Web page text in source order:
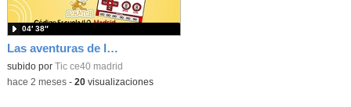
Las aventuras de la palabras. Aprende con Scratch
subido por Tic ce40 madrid
04′ 38″
-hace 2 meses- 20visualizaciones